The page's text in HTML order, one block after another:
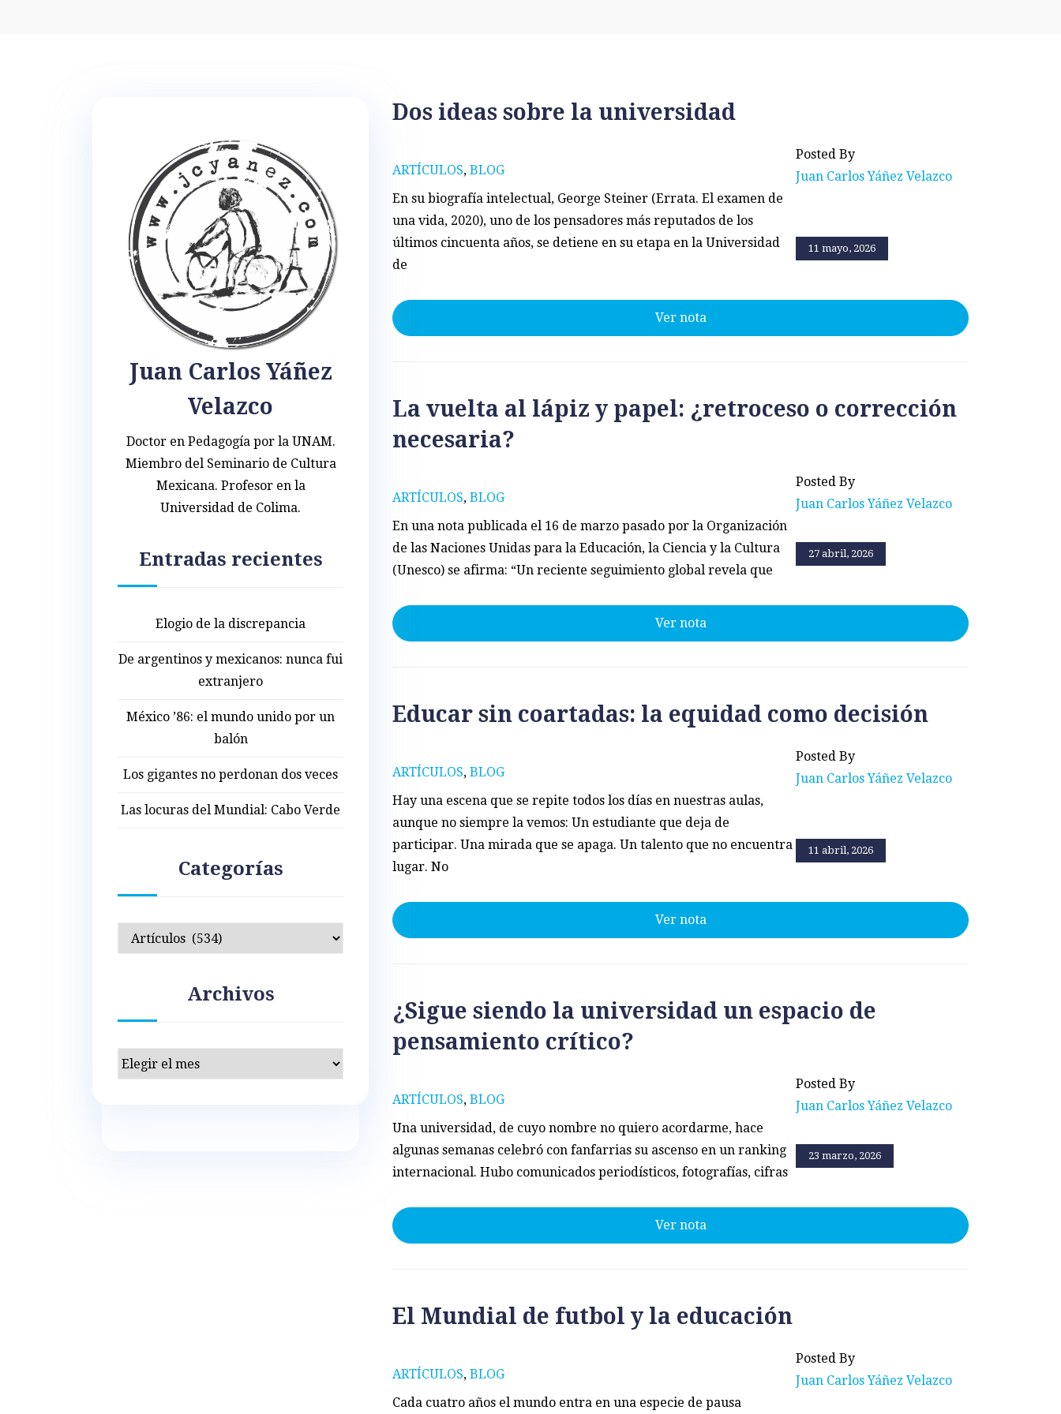
ARTÍCULOS, BLOG
Dos ideas sobre la universidad
11 mayo, 2026
Posted By
Juan Carlos Yáñez Velazco
En su biografía intelectual, George Steiner (Errata. El examen de
una vida, 2020), uno de los pensadores más reputados de los
últimos cincuenta años, se detiene en su etapa en la Universidad
de
Ver nota
ARTÍCULOS, BLOG
La vuelta al lápiz y papel: ¿retroceso o corrección
necesaria?
27 abril, 2026
Posted By
Juan Carlos Yáñez Velazco
En una nota publicada el 16 de marzo pasado por la Organización
de las Naciones Unidas para la Educación, la Ciencia y la Cultura
(Unesco) se afirma: “Un reciente seguimiento global revela que
Ver nota
ARTÍCULOS, BLOG
Educar sin coartadas: la equidad como decisión
11 abril, 2026
Posted By
Juan Carlos Yáñez Velazco
Hay una escena que se repite todos los días en nuestras aulas,
aunque no siempre la vemos: Un estudiante que deja de
participar. Una mirada que se apaga. Un talento que no encuentra
lugar. No
Ver nota
ARTÍCULOS, BLOG
¿Sigue siendo la universidad un espacio de
pensamiento crítico?
23 marzo, 2026
Posted By
Juan Carlos Yáñez Velazco
Una universidad, de cuyo nombre no quiero acordarme, hace
algunas semanas celebró con fanfarrias su ascenso en un ranking
internacional. Hubo comunicados periodísticos, fotografías, cifras
Ver nota
ARTÍCULOS, BLOG
El Mundial de futbol y la educación
Posted By
Juan Carlos Yáñez Velazco
Cada cuatro años el mundo entra en una especie de pausa
Juan Carlos Yáñez
Velazco
Doctor en Pedagogía por la UNAM.
Miembro del Seminario de Cultura
Mexicana. Profesor en la
Universidad de Colima.
Entradas recientes
Elogio de la discrepancia
De argentinos y mexicanos: nunca fui
extranjero
México ’86: el mundo unido por un
balón
Los gigantes no perdonan dos veces
Las locuras del Mundial: Cabo Verde
Categorías
Categorías
Archivos
Archivos